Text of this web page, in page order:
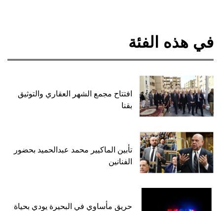
في هذه الفئة
افتتاح مجمع الشهر العقاري والتوثيق
بقنا
تأبين الماكيير محمد عبدالحميد بحضور
الفنانين
حريق مأساوي في البحيرة يودي بحياة